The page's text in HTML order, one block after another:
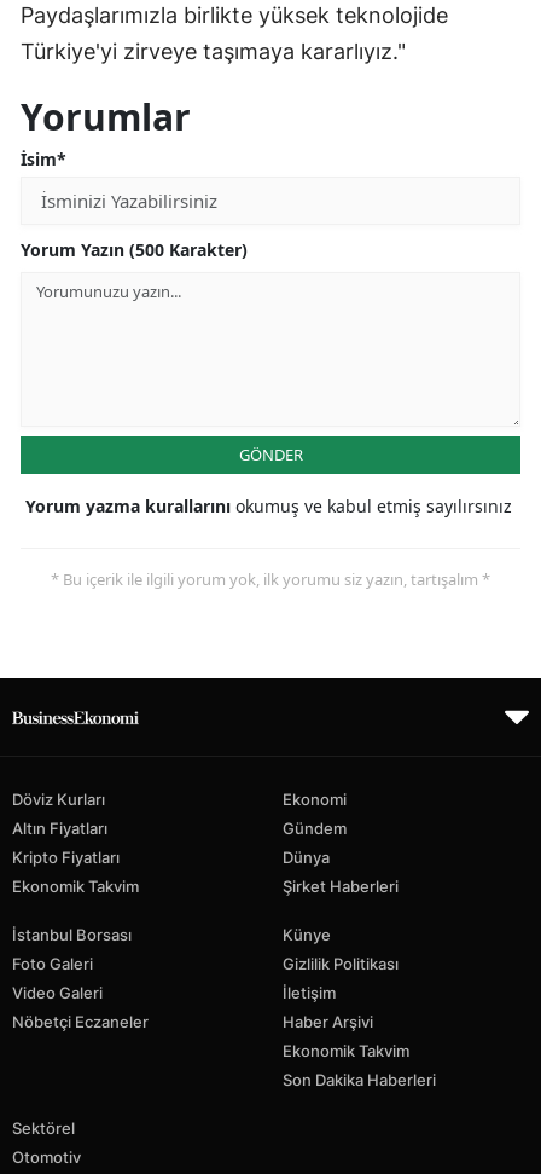
Paydaşlarımızla birlikte yüksek teknolojide
Türkiye'yi zirveye taşımaya kararlıyız."
Yorumlar
İsim*
Yorum Yazın (500 Karakter)
GÖNDER
Yorum yazma kurallarını okumuş ve kabul etmiş sayılırsınız
* Bu içerik ile ilgili yorum yok, ilk yorumu siz yazın, tartışalım *
Döviz Kurları
Altın Fiyatları
Kripto Fiyatları
Ekonomik Takvim
Ekonomi
Gündem
Dünya
Şirket Haberleri
İstanbul Borsası
Foto Galeri
Video Galeri
Nöbetçi Eczaneler
Künye
Gizlilik Politikası
İletişim
Haber Arşivi
Ekonomik Takvim
Son Dakika Haberleri
Sektörel
Otomotiv